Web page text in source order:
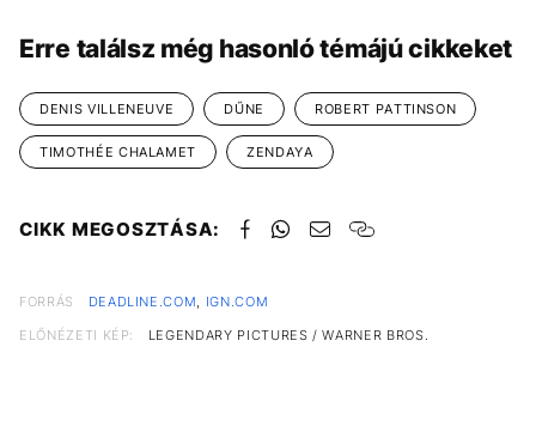
Erre találsz még hasonló témájú cikkeket
DENIS VILLENEUVE DŰNE ROBERT PATTINSON
TIMOTHÉE CHALAMET ZENDAYA
CIKK MEGOSZTÁSA:
FORRÁS DEADLINE.COM
IGN.COM
ELŐNÉZETI KÉP:
LEGENDARY PICTURES / WARNER BROS.